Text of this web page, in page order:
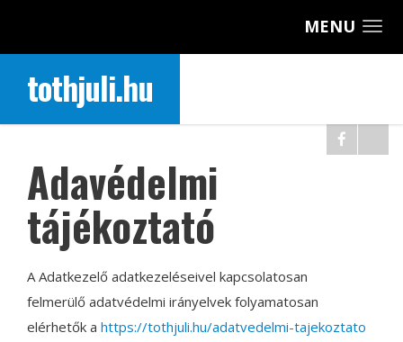
MENU
tothjuli.hu
Adavédelmi
tájékoztató
A Adatkezelő adatkezeléseivel kapcsolatosan
felmerülő adatvédelmi irányelvek folyamatosan
elérhetők a https://tothjuli.hu/adatvedelmi-tajekoztato